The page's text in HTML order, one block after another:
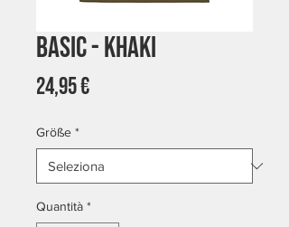
Basic - Khaki
24,95 €Prezzo
Größe *
Quantità *